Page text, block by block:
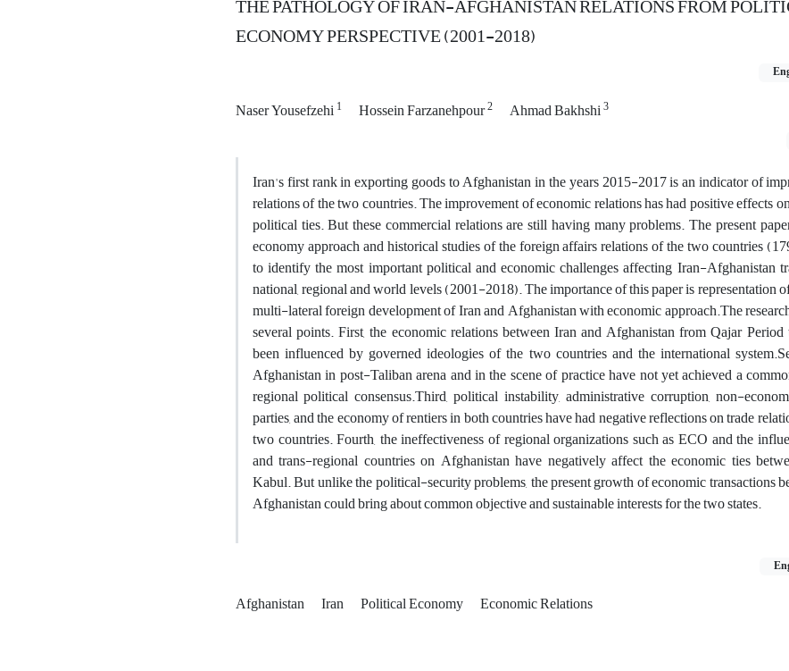
THE PATHOLOGY OF IRAN-AFGHANISTAN RELATIONS FROM
ECONOMY PERSPECTIVE (2001-2018)
Naser Yousefzehi1 Hossein Farzanehpour2 Ahmad Bakhshi3
Iran's first rank in exporting goods to Afghanistan in the years 2015-2017 is an indicator of
relations of the two countries. The improvement of economic relations has had positive effects
political ties. But these commercial relations are still having many problems.The present
economy approach and historical studies of the foreign affairs relations of the two countries
to identify the most important political and economic challenges affecting Iran-Afghanistan
national, regional and world levels (2001-2018). The importance of this paper is representation
multi-lateral foreign development of Iran and Afghanistan with economic approach.The
several points. First, the economic relations between Iran and Afghanistan from Qajar Period
been influenced by governed ideologies of the two countries and the international system.
Afghanistan in post-Taliban arena and in the scene of practice have not yet achieved a
regional political consensus.Third, political instability, administrative corruption, non-
parties, and the economy of rentiers in both countries have had negative reflections on trade
two countries. Fourth, the ineffectiveness of regional organizations such as ECO and the
and trans-regional countries on Afghanistan have negatively affect the economic ties
Kabul. But unlike the political-security problems, the present growth of economic transactions
Afghanistan could bring about common objective and sustainable interests for the two states.
Afghanistan Iran Political Economy
Economic Relations